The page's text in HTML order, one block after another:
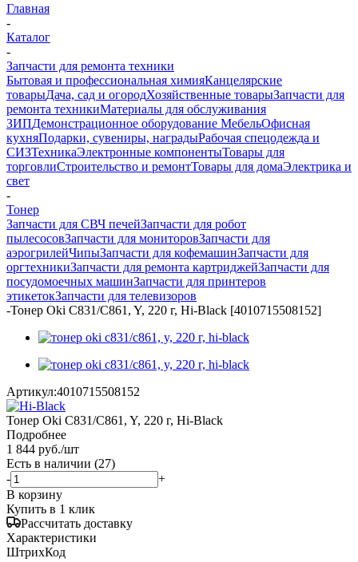
Главная
-
Каталог
-
Запчасти для ремонта техники
Бытовая и профессиональная химияКанцелярские
товарыДача, сад и огородХозяйственные товарыЗапчасти для
ремонта техникиМатериалы для обслуживания
ЗИПДемонстрационное оборудование МебельОфисная
кухняПодарки, сувениры, наградыРабочая спецодежда и
СИЗТехникаЭлектронные компонентыТовары для
торговлиСтроительство и ремонтТовары для домаЭлектрика и
свет
-
Тонер
Запчасти для СВЧ печейЗапчасти для робот
пылесосовЗапчасти для мониторовЗапчасти для
аэрогрилейЧипыЗапчасти для кофемашинЗапчасти для
оргтехникиЗапчасти для ремонта картриджейЗапчасти для
посудомоечных машинЗапчасти для принтеров
этикетокЗапчасти для телевизоров
-Тонер Oki С831/C861, Y, 220 г, Hi-Black [4010715508152]
Артикул:4010715508152
Тонер Oki С831/C861, Y, 220 г, Hi-Black
Подробнее
1 844 руб./шт
Есть в наличии (27)
-
+
В корзину
Купить в 1 клик
Рассчитать доставку
Характеристики
ШтрихКод